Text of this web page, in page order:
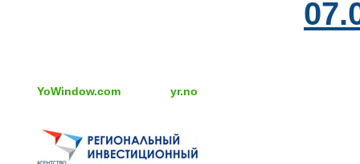
YoWindow.com yr.no